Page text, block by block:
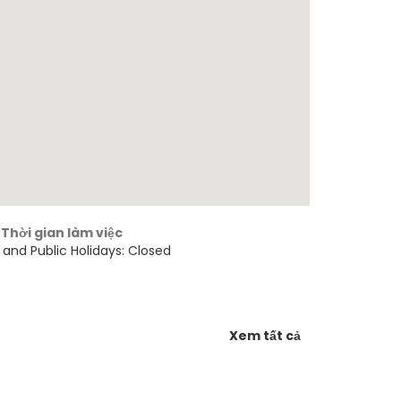
Thời gian làm việc
Public Holidays: Closed
Xem tất cả